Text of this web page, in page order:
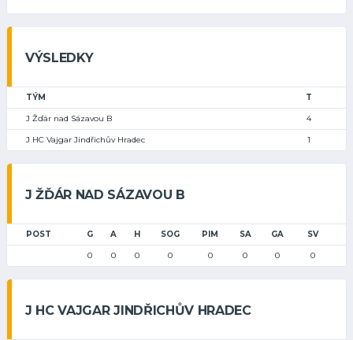
VÝSLEDKY
TÝM T
J Žďár nad Sázavou B 4
J HC Vajgar Jindřichův Hradec 1
J ŽĎÁR NAD SÁZAVOU B
POST G A H SOG PIM SA GA SV
0 0 0 0 0 0 0 0
J HC VAJGAR JINDŘICHŮV HRADEC